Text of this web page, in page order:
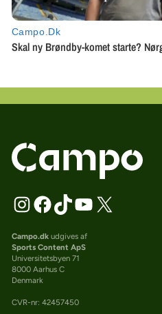
Campo.dkudgives af
Sports Content ApS
Universitetsbyen 71
8000 Aarhus C
Denmark
CVR-nr: 42457450